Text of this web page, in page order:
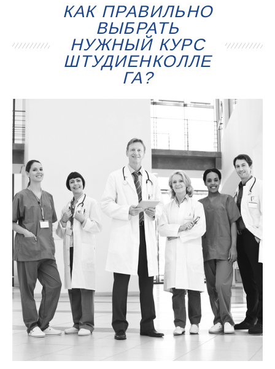
КАК ПРАВИЛЬНО
ВЫБРАТЬ
НУЖНЫЙ КУРС
ШТУДИЕНКОЛЛЕ
ГА?